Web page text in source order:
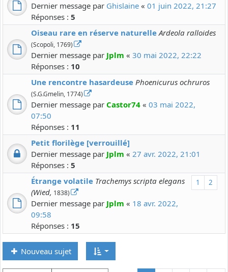
Dernier message par Ghislaine « 01 juin 2022, 21:27
Réponses : 5
Oiseau rare en réserve naturelle Ardeola ralloides
(Scopoli, 1769)
Dernier message par Jplm « 30 mai 2022, 22:22
Réponses : 10
Une rencontre hasardeuse Phoenicurus ochruros
(S.G.Gmelin, 1774)
Dernier message par Castor74 « 03 mai 2022,
07:50
Réponses : 11
Petit florilège [verrouillé]
Dernier message par Jplm « 27 avr. 2022, 21:01
Réponses : 5
1 2
Étrange volatile Trachemys scripta elegans
(Wied, 1838)
Dernier message par Jplm « 18 avr. 2022,
09:58
Réponses : 15
Nouveau sujet